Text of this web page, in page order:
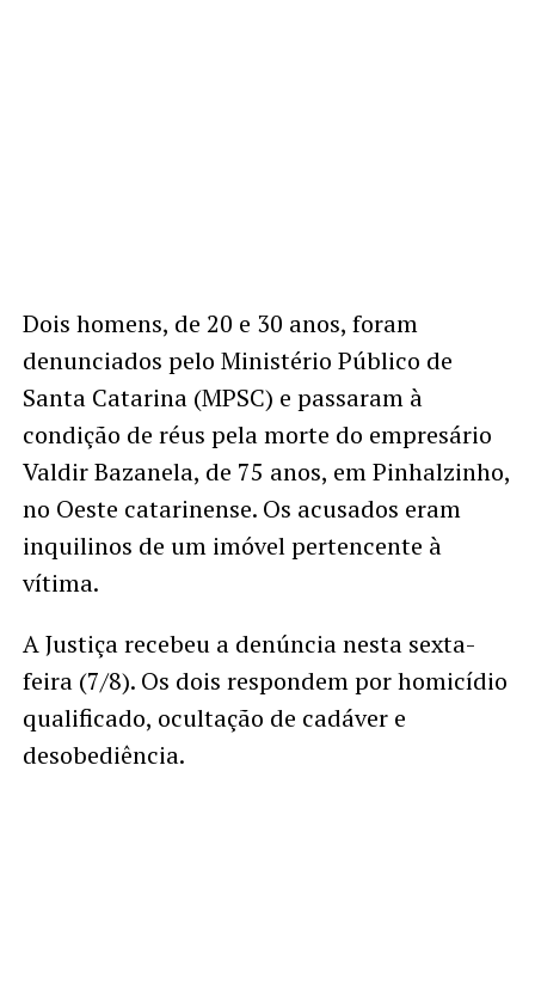
Dois homens, de 20 e 30 anos, foram
denunciados pelo Ministério Público de
Santa Catarina (MPSC) e passaram à
condição de réus pela morte do empresário
Valdir Bazanela, de 75 anos, em Pinhalzinho,
no Oeste catarinense. Os acusados eram
inquilinos de um imóvel pertencente à
vítima.
A Justiça recebeu a denúncia nesta sexta-
feira (7/8). Os dois respondem por homicídio
qualificado, ocultação de cadáver e
desobediência.